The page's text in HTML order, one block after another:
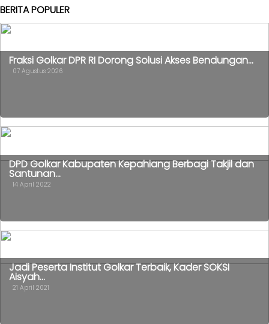
BERITA POPULER
Fraksi Golkar DPR RI Dorong Solusi Akses Bendungan...
07 Agustus 2026
DPD Golkar Kabupaten Kepahiang Berbagi Takjil dan
Santunan...
14 April 2022
Jadi Peserta Institut Golkar Terbaik, Kader SOKSI
Aisyah...
21 April 2021